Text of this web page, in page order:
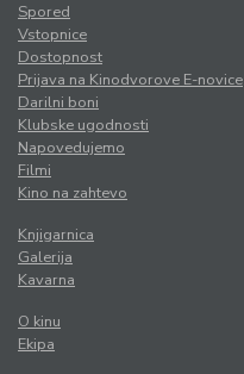
Spored
Vstopnice
Dostopnost
Prijava na Kinodvorove E-novice
Darilni boni
Klubske ugodnosti
Napovedujemo
Filmi
Kino na zahtevo
Knjigarnica
Galerija
Kavarna
O kinu
Ekipa